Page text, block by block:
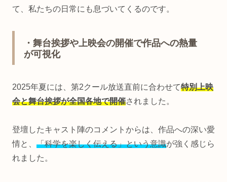
て、私たちの日常にも息づいてくるのです。
・舞台挨拶や上映会の開催で作品への熱量
が可視化
2025年夏には、第2クール放送直前に合わせて特別上映
会と舞台挨拶が全国各地で開催されました。
登壇したキャスト陣のコメントからは、作品への深い愛
情と、 「科学を楽しく伝える」という意識が強く感じら
れました。